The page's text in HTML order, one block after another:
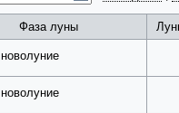
Фаза луны
новолуние
новолуние